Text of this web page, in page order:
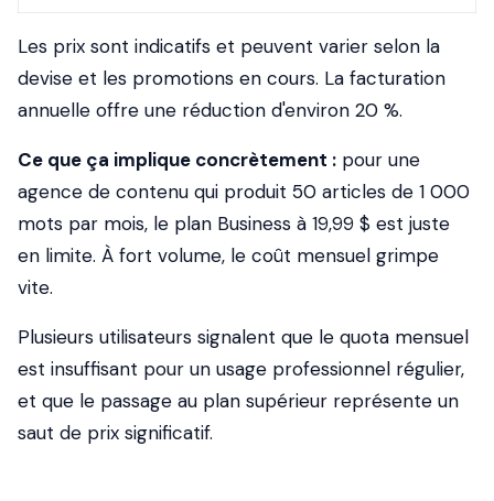
Les prix sont indicatifs et peuvent varier selon la
devise et les promotions en cours. La facturation
annuelle offre une réduction d'environ 20 %.
Ce que ça implique concrètement : pour une
agence de contenu qui produit 50 articles de 1 000
mots par mois, le plan Business à 19,99 $ est juste
en limite. À fort volume, le coût mensuel grimpe
vite.
Plusieurs utilisateurs signalent que le quota mensuel
est insuffisant pour un usage professionnel régulier,
et que le passage au plan supérieur représente un
saut de prix significatif.